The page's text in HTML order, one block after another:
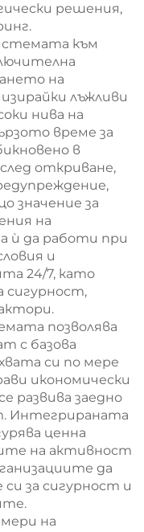
решения,
към
на
лъжливи
нива на
време за
в
откриване,
значение за
на
ѝ да работи при
и
24/7, като
сигурност,
позволява
с базова
си по мере
икономически
развива заедно
Интегрираната
ценна
на активност
да
за сигурност и
на